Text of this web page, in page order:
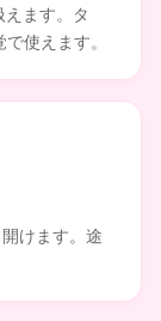
ます。タ
使えます。
けます。途